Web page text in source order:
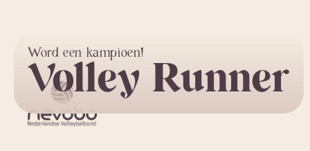
Word een kampioen!
Volley Runner